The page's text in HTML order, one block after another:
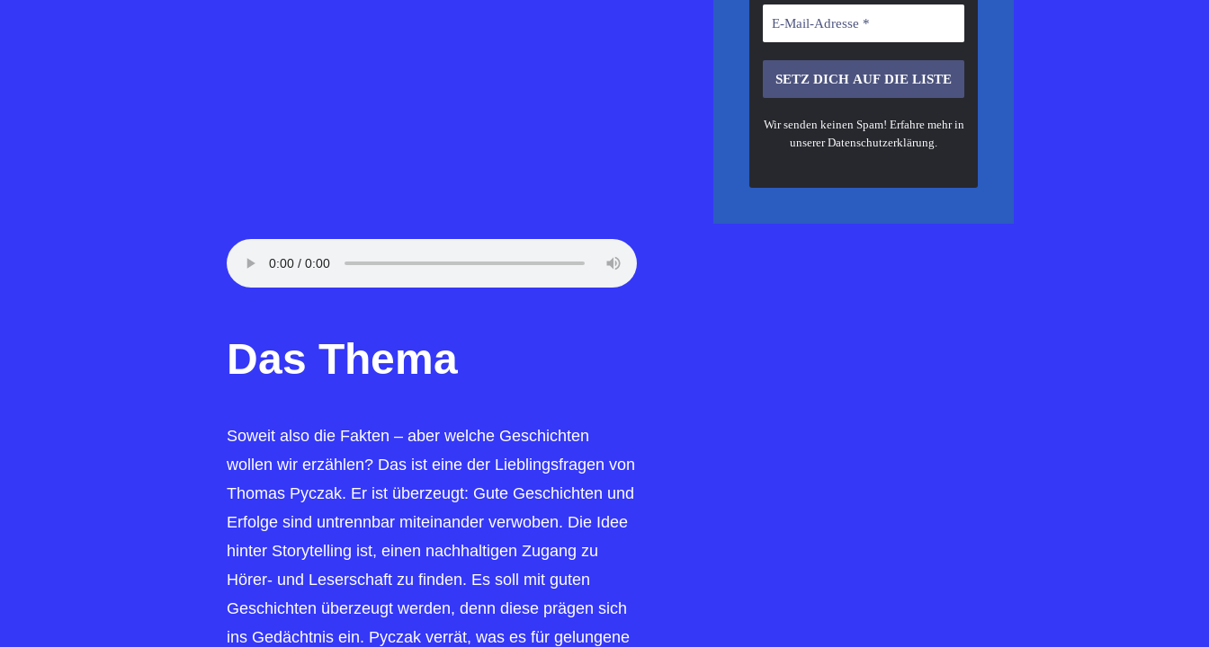
Das Thema
Soweit also die Fakten – aber welche Geschichten
wollen wir erzählen? Das ist eine der Lieblingsfragen von
Thomas Pyczak. Er ist überzeugt: Gute Geschichten und
Erfolge sind untrennbar miteinander verwoben. Die Idee
hinter Storytelling ist, einen nachhaltigen Zugang zu
Hörer- und Leserschaft zu finden. Es soll mit guten
Geschichten überzeugt werden, denn diese prägen sich
ins Gedächtnis ein. Pyczak verrät, was es für gelungene
Wir senden keinen Spam! Erfahre mehr in
unsererDatenschutzerklärung.